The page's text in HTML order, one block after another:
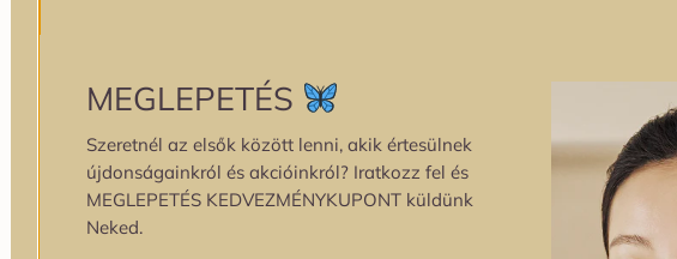
MEGLEPETÉS
Szeretnél az elsők között lenni, akik értesülnek
újdonságainkról és akcióinkról? Iratkozz fel és
MEGLEPETÉS KEDVEZMÉNYKUPONT küldünk
Neked.